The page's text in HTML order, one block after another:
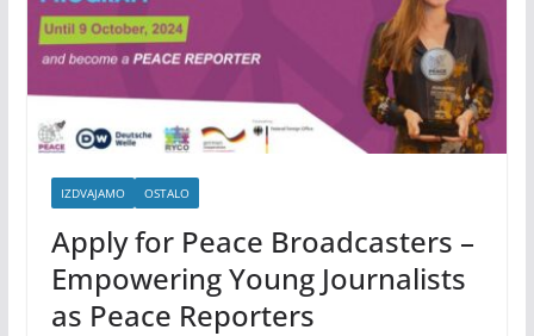
IZDVAJAMO OSTALO
Apply for Peace Broadcasters –
Empowering Young Journalists
as Peace Reporters